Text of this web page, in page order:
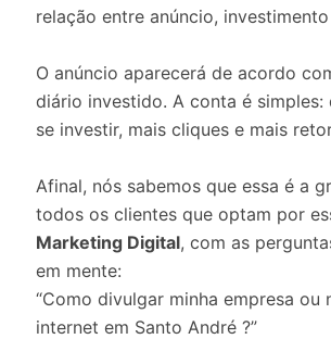
relação entre anúncio,
O anúncio aparecerá de acordo
diário investido. A conta é simples:
se investir, mais cliques e mais
Afinal, nós sabemos que essa é a
todos os clientes que optam por
Marketing Digital, com as
em mente:
“Como divulgar minha empresa ou
internet em Santo André ?”